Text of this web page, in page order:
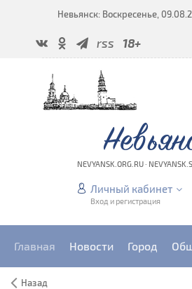
Невьянск: Воскресенье,
rss 18+
NEVYANSK.ORG.RU ·
Личный кабинет
Вход и регистрация
Главная Новости Город
Назад